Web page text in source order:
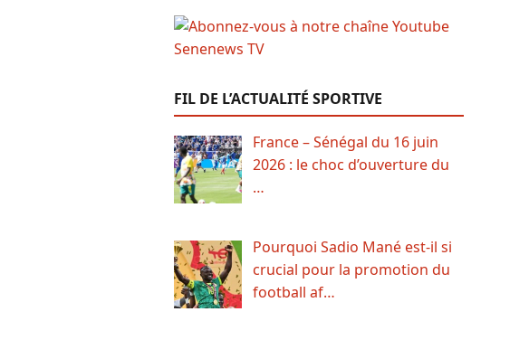
FIL DE L’ACTUALITÉ SPORTIVE
France – Sénégal du 16 juin
2026 : le choc d’ouverture du
…
Pourquoi Sadio Mané est-il si
crucial pour la promotion du
football af…